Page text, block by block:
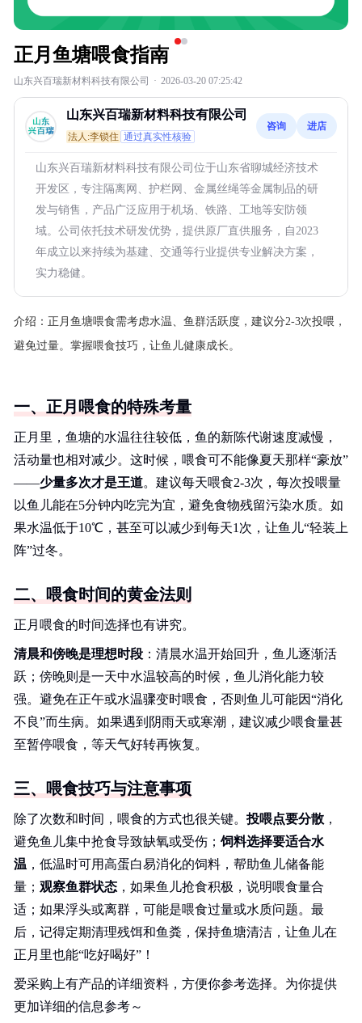
正月鱼塘喂食指南
山东兴百瑞新材料科技有限公司 · 2026-03-20 07:25:42
山东兴百瑞新材料科技有限公司
法人:李锁住 通过真实性核验
咨询 进店
山东兴百瑞新材料科技有限公司位于山东省聊城经济技术
开发区，专注隔离网、护栏网、金属丝绳等金属制品的研
发与销售，产品广泛应用于机场、铁路、工地等安防领
域。公司依托技术研发优势，提供原厂直供服务，自2023
年成立以来持续为基建、交通等行业提供专业解决方案，
实力稳健。
介绍： 正月鱼塘喂食需考虑水温、鱼群活跃度，建议分2-3次投喂，
避免过量。掌握喂食技巧，让鱼儿健康成长。
一、正月喂食的特殊考量
正月里，鱼塘的水温往往较低，鱼的新陈代谢速度减慢，
活动量也相对减少。这时候，喂食可不能像夏天那样“豪放”
——少量多次才是王道。建议每天喂食2-3次，每次投喂量
以鱼儿能在5分钟内吃完为宜，避免食物残留污染水质。如
果水温低于10℃，甚至可以减少到每天1次，让鱼儿“轻装上
阵”过冬。
二、喂食时间的黄金法则
正月喂食的时间选择也有讲究。
清晨和傍晚是理想时段 ：清晨水温开始回升，鱼儿逐渐活
跃；傍晚则是一天中水温较高的时候，鱼儿消化能力较
强。避免在正午或水温骤变时喂食，否则鱼儿可能因“消化
不良”而生病。如果遇到阴雨天或寒潮，建议减少喂食量甚
至暂停喂食，等天气好转再恢复。
三、喂食技巧与注意事项
除了次数和时间，喂食的方式也很关键。投喂点要分散 ，
避免鱼儿集中抢食导致缺氧或受伤；饲料选择要适合水
温 ，低温时可用高蛋白易消化的饲料，帮助鱼儿储备能
量； 观察鱼群状态 ，如果鱼儿抢食积极，说明喂食量合
适；如果浮头或离群，可能是喂食过量或水质问题。最
后，记得定期清理残饵和鱼粪，保持鱼塘清洁，让鱼儿在
正月里也能“吃好喝好”！
爱采购上有产品的详细资料，方便你参考选择。为你提供
更加详细的信息参考～